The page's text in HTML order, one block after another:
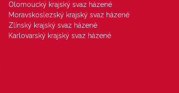
Olomoucký krajský svaz házené
Moravskoslezský krajský svaz házené
Zlínský krajský svaz házené
Karlovarský krajský svaz házené